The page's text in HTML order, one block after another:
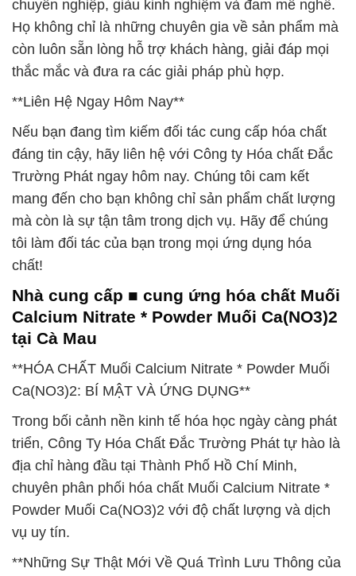
chuyên nghiệp, giàu kinh nghiệm và đam mê nghề.
Họ không chỉ là những chuyên gia về sản phẩm mà
còn luôn sẵn lòng hỗ trợ khách hàng, giải đáp mọi
thắc mắc và đưa ra các giải pháp phù hợp.
**Liên Hệ Ngay Hôm Nay**
Nếu bạn đang tìm kiếm đối tác cung cấp hóa chất
đáng tin cậy, hãy liên hệ với Công ty Hóa chất Đắc
Trường Phát ngay hôm nay. Chúng tôi cam kết
mang đến cho bạn không chỉ sản phẩm chất lượng
mà còn là sự tận tâm trong dịch vụ. Hãy để chúng
tôi làm đối tác của bạn trong mọi ứng dụng hóa
chất!
Nhà cung cấp ■ cung ứng hóa chất Muối
Calcium Nitrate * Powder Muối Ca(NO3)2
tại Cà Mau
**HÓA CHẤT Muối Calcium Nitrate * Powder Muối
Ca(NO3)2: BÍ MẬT VÀ ỨNG DỤNG**
Trong bối cảnh nền kinh tế hóa học ngày càng phát
triển, Công Ty Hóa Chất Đắc Trường Phát tự hào là
địa chỉ hàng đầu tại Thành Phố Hồ Chí Minh,
chuyên phân phối hóa chất Muối Calcium Nitrate *
Powder Muối Ca(NO3)2 với độ chất lượng và dịch
vụ uy tín.
**Những Sự Thật Mới Về Quá Trình Lưu Thông của